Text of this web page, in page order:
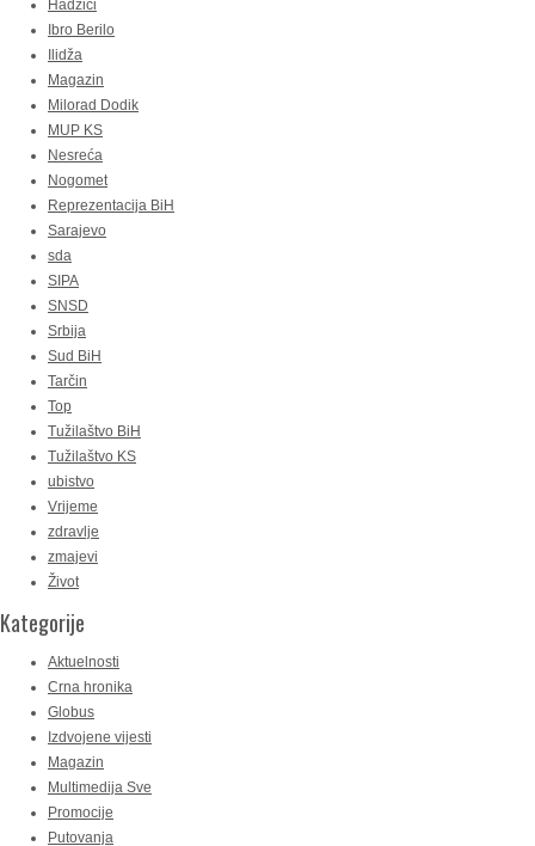
Hadžići
Ibro Berilo
Ilidža
Magazin
Milorad Dodik
MUP KS
Nesreća
Nogomet
Reprezentacija BiH
Sarajevo
sda
SIPA
SNSD
Srbija
Sud BiH
Tarčin
Top
Tužilaštvo BiH
Tužilaštvo KS
ubistvo
Vrijeme
zdravlje
zmajevi
Život
Kategorije
Aktuelnosti
Crna hronika
Globus
Izdvojene vijesti
Magazin
Multimedija Sve
Promocije
Putovanja